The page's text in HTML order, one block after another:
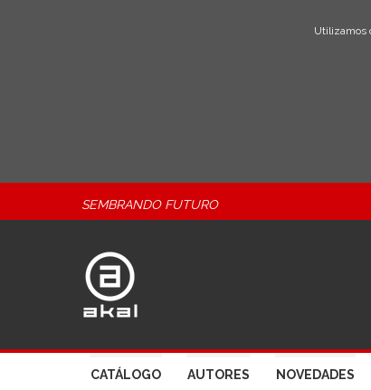
Utilizamos
SEMBRANDO FUTURO
CATÁLOGO AUTORES NOVEDADES